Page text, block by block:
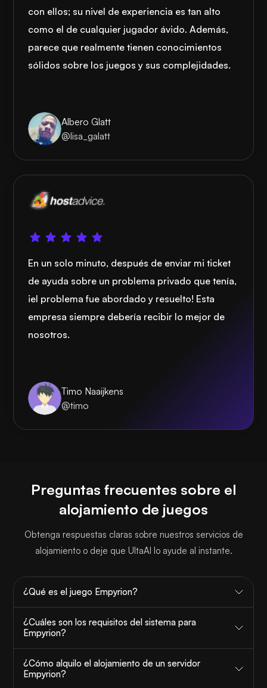
con ellos; su nivel de experiencia es tan alto
como el de cualquier jugador ávido. Además,
parece que realmente tienen conocimientos
sólidos sobre los juegos y sus complejidades.
Albero Glatt
@lisa_galatt
En un solo minuto, después de enviar mi ticket
de ayuda sobre un problema privado que tenía,
¡el problema fue abordado y resuelto! Esta
empresa siempre debería recibir lo mejor de
nosotros.
Timo Naaijkens
@timo
Preguntas frecuentes sobre el
alojamiento de juegos
Obtenga respuestas claras sobre nuestros servicios de
alojamiento o deje que UltaAI lo ayude al instante.
¿Qué es el juego Empyrion?
¿Cuáles son los requisitos del sistema para
Empyrion?
¿Cómo alquilo el alojamiento de un servidor
Empyrion?